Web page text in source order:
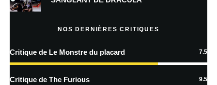
Prévenez-moi de tous les nouveaux articles par e-mail.
En savoir
NOS DERNIÈRES CRITIQUES
Critique de Le Monstre du placard 7.5
Critique de The Furious 9.5